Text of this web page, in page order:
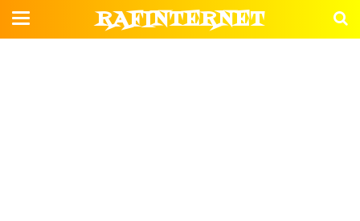
RAFINTERNET